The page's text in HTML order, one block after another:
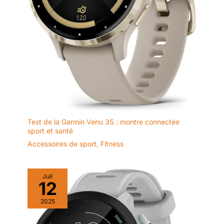
d'utilisation à pleine charge et
40 jours en veille. montre
homme connectée offre des
fonctionnalités pratiques,
notamment des rappels (alertes
d'appel, alarmes, etc.), des
prévisions météo, le contrôle de
la musique/des photos, un
minuteur, et bien plus encore. La
smart watch homme est
compatible avec Android 5.1 et
supérieur, et iOS 10.0 et
La montre LIGE se synchronise
avec votre smartphone via
l'application "GloryFitPro", vous
permettant de passer, recevoir
ou rejeter des appels
directement depuis votre
poignet. Elle stocke des
contacts, des journaux d'appels
et vous permet de recevoir des
notifications de médias sociaux
en temps réel (Facebook,
Instagram, Gmail, WhatsApp,
Twitter, Snapchat). Vous pouvez
également utiliser l'assistant
vocal IA pour un contrôle mains
connexion facile d'un simple
cardiaque VC30F avancé,
capable de surveiller avec
précision la fréquence
cardiaque, le niveau de stress,
l'oxygène sanguin, la qualité du
sommeil et les cycles
menstruels. Vous pouvez
d'une batterie de 380 mAh, qui peut être chargée pendant 2.5
heures pour une utilisation de 7 jours, avec une autonomie de
veille allant jusqu'à 30 jours. Cette montre sport homme a de
variété de fonctionnalités telles que Minuteur, Chronomètre,
Fonction d'appel, Alarme, Contrôle de la Musique,Prévisions
Météorologiques, Réglage de la luminosité, etc.
Test de la Garmin Venu 3S : montre connectée
sport et santé
Accessoires de sport, Fitness
Juil
12
2025